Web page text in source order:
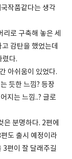
작품같다는 생각
로 구축해 놓은 세
감탄을 했었는데
렸다.
아쉬움이 있었다.
듯한 느낌? 등장
지는 느낌..? 글로
은 분명하다. 2편에
도 출시 예정이라
3편이 잘 달래주길